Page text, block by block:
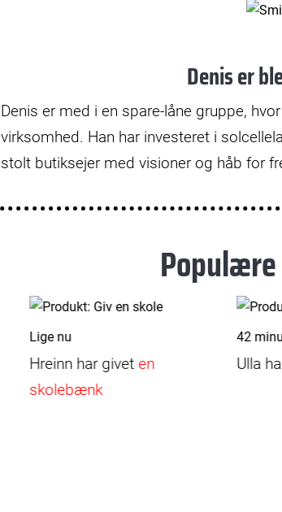
Denis er
Denis er med i en spare-låne gruppe,
virksomhed. Han har investeret i
stolt butiksejer med visioner og håb for
Lige nu
Hreinn har givet en
skolebænk
42
Ulla